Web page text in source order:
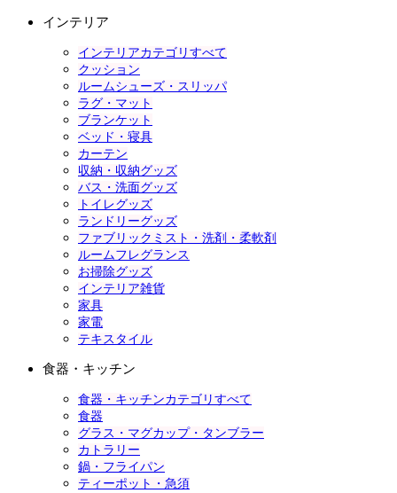
インテリア
インテリアカテゴリすべて
クッション
ルームシューズ・スリッパ
ラグ・マット
ブランケット
ベッド・寝具
カーテン
収納・収納グッズ
バス・洗面グッズ
トイレグッズ
ランドリーグッズ
ファブリックミスト・洗剤・柔軟剤
ルームフレグランス
お掃除グッズ
インテリア雑貨
家具
家電
テキスタイル
食器・キッチン
食器・キッチンカテゴリすべて
食器
グラス・マグカップ・タンブラー
カトラリー
鍋・フライパン
ティーポット・急須